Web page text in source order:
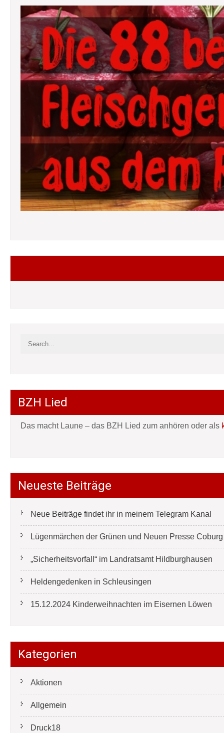
BZH Lied
Das macht Laune – das BZH Lied zum anhören oder als
Neueste Beiträge
Neue Beiträge findet ihr in meinem Telegram Kanal
Lügenmärchen der Grünen und Neuen Presse
„Sicherheitsvorfall“ im Landratsamt Hildburghausen
Heldengedenken in Schleusingen
15.12.2024 Kinderweihnachten im Eisernen Löwen
Kategorien
Aktionen
Allgemein
Druck18